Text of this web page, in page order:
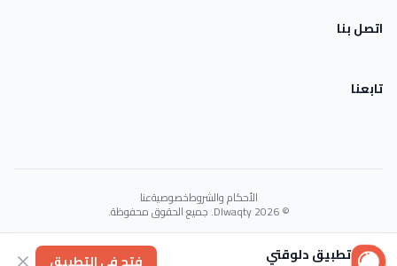
اتصل بنا
تابعنا
الأحكام والشروطخصوصيةعنا
© 2026 Dlwaqty. جميع الحقوق محفوظة.
Powered byGAIT
تطبيق دلوقتي